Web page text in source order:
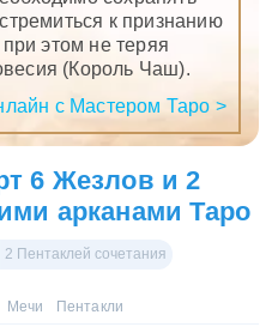
к признанию
этом не теряя
(Король Чаш).
с Мастером Таро >
6 Жезлов и 2
арканами Таро
2 Пентаклей сочетания
Мечи Пентакли